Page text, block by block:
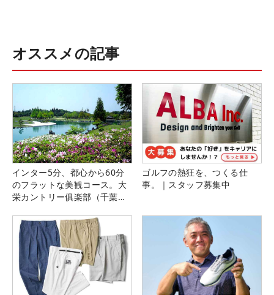
オススメの記事
インター5分、都心から60分
のフラットな美観コース。大
栄カントリー俱楽部（千葉
ゴルフの熱狂を、つくる仕
事。｜スタッフ募集中